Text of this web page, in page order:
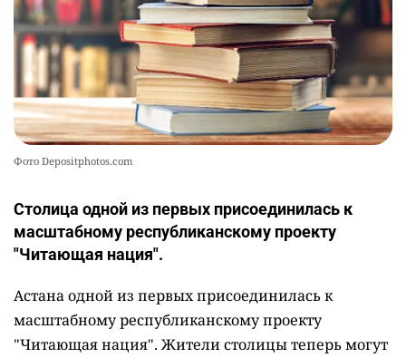
Фото Depositphotos.com
Столица одной из первых присоединилась к
масштабному республиканскому проекту
"Читающая нация".
Астана одной из первых присоединилась к
масштабному республиканскому проекту
"Читающая нация". Жители столицы теперь могут